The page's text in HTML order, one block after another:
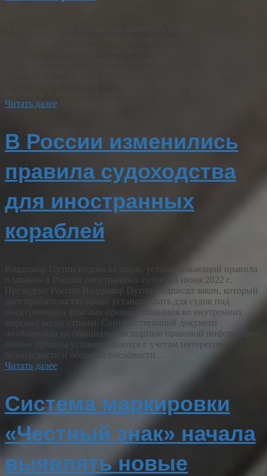
Читать далее
В России изменились
правила судоходства
для иностранных
кораблей
Владимир Путин подписал закон, устанавливающий правила
плавания в России иностранных судов. 28 июня 2022 г.
Президент России Владимир Путин подписал закон, который
дает правительству право устанавливать для судов под
иностранными флагами правила плавания во внутренних
морских водах страны. Соответствующий документ
опубликован на официальном портале правовой информации.
Новые правила устанавливаются с учетом интересов
безопасности и обороноспособности…
Читать далее
Система маркировки
«Честный знак» начала
выявлять новые